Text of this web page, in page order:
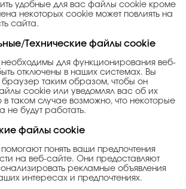
удобные для вас файлы cookie кроме
некоторых cookie может повлиять на
сайта.
Технические файлы cookie
для функционирования веб-
отключены в наших системах. Вы
браузер таким образом, чтобы он
cookie или уведомлял вас об их
в таком случае возможно, что некоторые
не будут работать.
файлы cookie
понять ваши предпочтения
на веб-сайте. Они предоставляют
рекламные объявления
интересах и предпочтениях.